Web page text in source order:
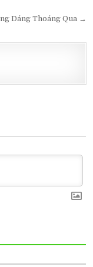
Dáng Thoáng Qua →